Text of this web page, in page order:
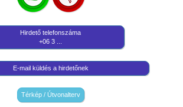
Hirdető telefonszáma
+06 3 ...
E-mail küldés a hirdetőnek
Térkép / Útvonalterv